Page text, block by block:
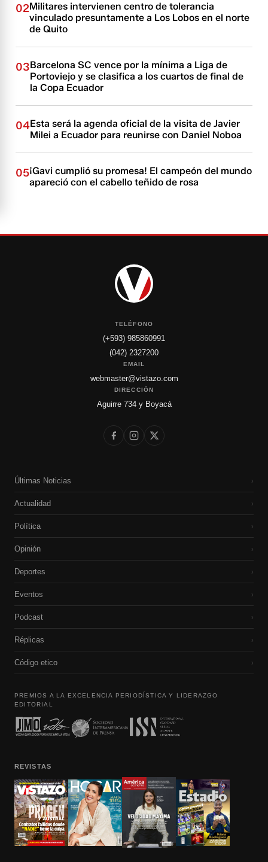
02Militares intervienen centro de tolerancia
vinculado presuntamente a Los Lobos en el norte
de Quito
03Barcelona SC vence por la mínima a Liga de
Portoviejo y se clasifica a los cuartos de final de
la Copa Ecuador
04Esta será la agenda oficial de la visita de Javier
Milei a Ecuador para reunirse con Daniel Noboa
05¡Gavi cumplió su promesa! El campeón del mundo
apareció con el cabello teñido de rosa
TELÉFONO
(+593) 985860991
(042) 2327200
EMAIL
webmaster@vistazo.com
DIRECCIÓN
Aguirre 734 y Boyacá
Últimas Noticias ›
Actualidad ›
Política ›
Opinión ›
Deportes ›
Eventos ›
Podcast ›
Réplicas ›
Código etico ›
PREMIOS A LA EXCELENCIA PERIODÍSTICA Y LIDERAZGO
EDITORIAL
REVISTAS